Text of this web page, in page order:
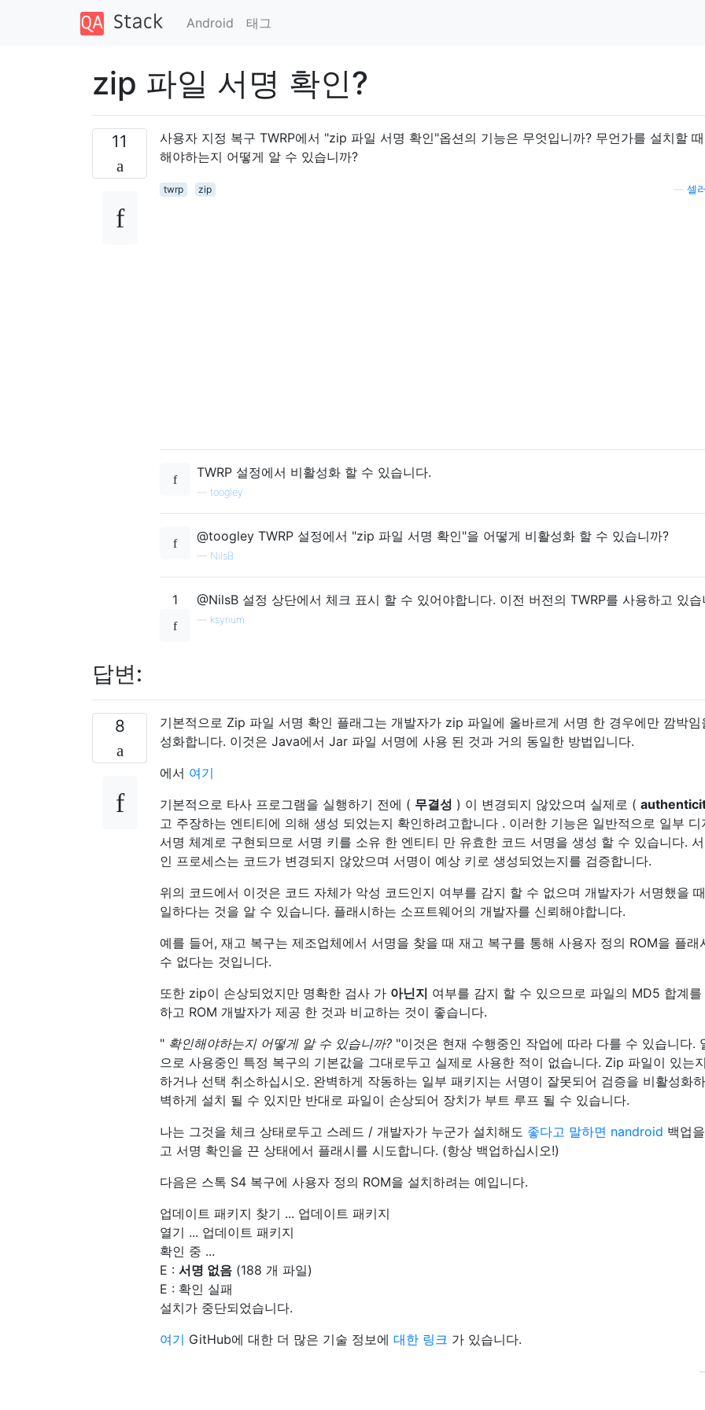
Android 태그
zip 파일 서명 확인?
11
사용자 지정 복구 TWRP에서 "zip 파일 서명 확인"옵션의 기능은 무엇입니까? 무언가를 설치할
해야하는지 어떻게 알 수 있습니까?
twrp zip 셀
TWRP 설정에서 비활성화 할 수 있습니다.
toogley
@toogley TWRP 설정에서 "zip 파일 서명 확인"을 어떻게 비활성화 할 수 있습니까?
— NilsB
1 @NilsB 설정 상단에서 체크 표시 할 수 있어야합니다. 이전 버전의 TWRP를 사용하고 있습
ksyrium
답변:
8
기본적으로 Zip 파일 서명 확인 플래그는 개발자가 zip 파일에 올바르게 서명 한 경우에만 깜박임
성화합니다. 이것은 Java에서 Jar 파일 서명에 사용 된 것과 거의 동일한 방법입니다.
에서 여기
기본적으로 타사 프로그램을 실행하기 전에 ( 무결성 ) 이 변경되지 않았으며 실제로 (
고 주장하는 엔티티에 의해 생성 되었는지 확인하려고합니다 . 이러한 기능은 일반적으로 일부 디
서명 체계로 구현되므로 서명 키를 소유 한 엔티티 만 유효한 코드 서명을 생성 할 수 있습니다.
인 프로세스는 코드가 변경되지 않았으며 서명이 예상 키로 생성되었는지를 검증합니다.
위의 코드에서 이것은 코드 자체가 악성 코드인지 여부를 감지 할 수 없으며 개발자가 서명했을
일하다는 것을 알 수 있습니다. 플래시하는 소프트웨어의 개발자를 신뢰해야합니다.
예를 들어, 재고 복구는 제조업체에서 서명을 찾을 때 재고 복구를 통해 사용자 정의 ROM을 플래
수 없다는 것입니다.
또한 zip이 손상되었지만 명확한 검사 가 아닌지 여부를 감지 할 수 있으므로 파일의 MD5 합계를
하고 ROM 개발자가 제공 한 것과 비교하는 것이 좋습니다.
" 확인해야하는지 어떻게 알 수 있습니까? "이것은 현재 수행중인 작업에 따라 다를 수 있습니다.
으로 사용중인 특정 복구의 기본값을 그대로두고 실제로 사용한 적이 없습니다. Zip 파일이 있는
하거나 선택 취소하십시오. 완벽하게 작동하는 일부 패키지는 서명이 잘못되어 검증을 비활성화
벽하게 설치 될 수 있지만 반대로 파일이 손상되어 장치가 부트 루프 될 수 있습니다.
나는 그것을 체크 상태로두고 스레드 / 개발자가 누군가 설치해도 좋다고 말하면 nandroid 백업
고 서명 확인을 끈 상태에서 플래시를 시도합니다. (항상 백업하십시오!)
다음은 스톡 S4 복구에 사용자 정의 ROM을 설치하려는 예입니다.
업데이트 패키지 찾기 ... 업데이트 패키지
열기 ... 업데이트 패키지
확인 중 ...
E : 서명 없음 (188 개 파일)
E : 확인 실패
설치가 중단되었습니다.
여기 GitHub에 대한 더 많은 기술 정보에 대한 링크 가 있습니다.